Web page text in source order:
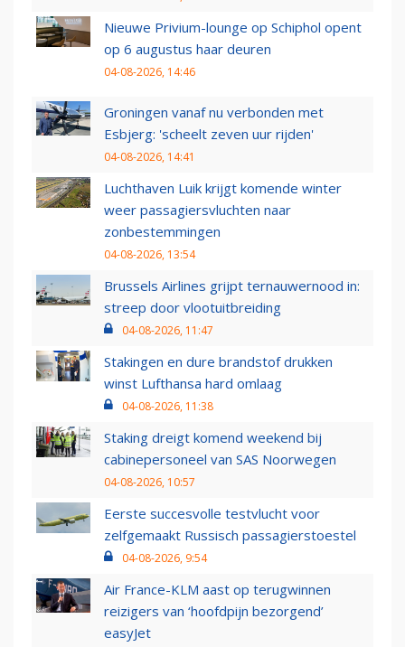
Nieuwe Privium-lounge op Schiphol opent
op 6 augustus haar deuren
04-08-2026, 14:46
Groningen vanaf nu verbonden met
Esbjerg: 'scheelt zeven uur rijden'
04-08-2026, 14:41
Luchthaven Luik krijgt komende winter
weer passagiersvluchten naar
zonbestemmingen
04-08-2026, 13:54
Brussels Airlines grijpt ternauwernood in:
streep door vlootuitbreiding
04-08-2026, 11:47
Stakingen en dure brandstof drukken
winst Lufthansa hard omlaag
04-08-2026, 11:38
Staking dreigt komend weekend bij
cabinepersoneel van SAS Noorwegen
04-08-2026, 10:57
Eerste succesvolle testvlucht voor
zelfgemaakt Russisch passagierstoestel
04-08-2026, 9:54
Air France-KLM aast op terugwinnen
reizigers van ‘hoofdpijn bezorgend’
easyJet